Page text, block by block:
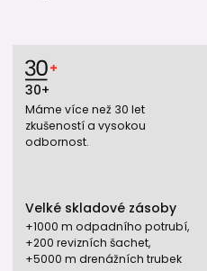
30+
Máme více než 30 let
zkušeností a vysokou
odbornost.
Velké skladové zásoby
+1000 m odpadního potrubí,
+200 revizních šachet,
+5000 m drenážních trubek